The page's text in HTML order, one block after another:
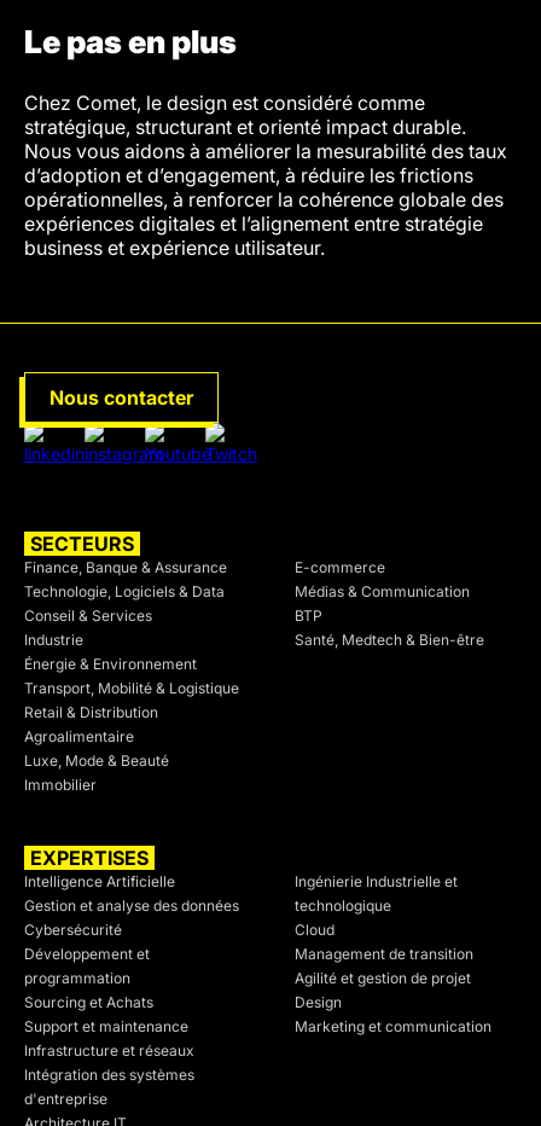
Le pas en plus
Chez Comet, le design est considéré comme
stratégique, structurant et orienté impact durable.
Nous vous aidons à améliorer la mesurabilité des taux
d’adoption et d’engagement, à réduire les frictions
opérationnelles, à renforcer la cohérence globale des
expériences digitales et l’alignement entre stratégie
business et expérience utilisateur.
SECTEURS
Finance, Banque & Assurance
Technologie, Logiciels & Data
Conseil & Services
Industrie
Énergie & Environnement
Transport, Mobilité & Logistique
Retail & Distribution
Agroalimentaire
Luxe, Mode & Beauté
Immobilier
E-commerce
Médias & Communication
BTP
Santé, Medtech & Bien-être
EXPERTISES
Intelligence Artificielle
Gestion et analyse des données
Cybersécurité
Développement et
programmation
Sourcing et Achats
Support et maintenance
Infrastructure et réseaux
Intégration des systèmes
d'entreprise
Ingénierie Industrielle et
technologique
Cloud
Management de transition
Agilité et gestion de projet
Design
Marketing et communication
Nous contacter